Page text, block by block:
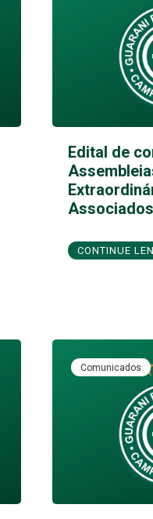
Edital de
Associados
CONTINUE
Comunicados